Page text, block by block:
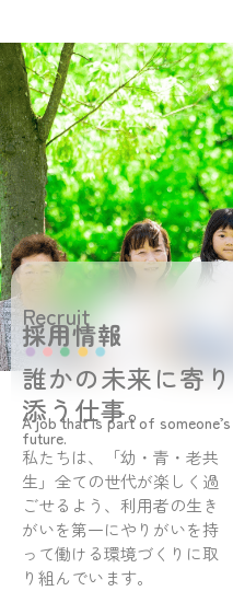
Recruit
採用情報
誰かの未来に寄り
添う仕事。
A job that is part of someone’s
future.
私たちは、「幼・青・老共
生」全ての世代が楽しく過
ごせるよう、利用者の生き
がいを第一にやりがいを持
って働ける環境づくりに取
り組んでいます。